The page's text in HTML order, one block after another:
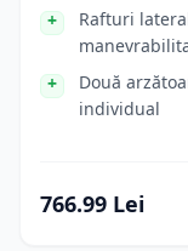
Rafturi
Două
individual
766.99 Lei